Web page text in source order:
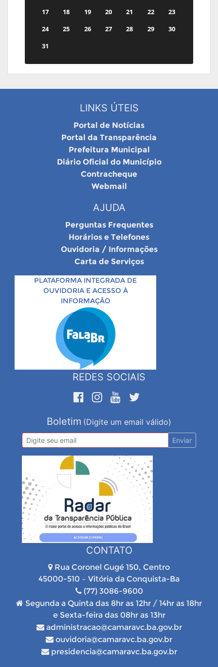
17
18 19 20 21 22
23
24
25 26 27 28 29
30
31
LINKS ÚTEIS
Portal de Notícias
Portal da Transparência
Prefeitura Municipal
Diário Oficial do Município
Contracheque
Webmail
AJUDA
Perguntas Frequentes
Horários e Telefones
Ouvidoria / Informações
Carta de Serviços
PLATAFORMA INTEGRADA DE
OUVIDORIA E ACESSO À
INFORMAÇÃO
REDES SOCIAIS
Boletim (Digite um email válido)
Enviar
CONTATO
Rua Coronel Gugé 150, Centro
45000-510 – Vitória da Conquista-Ba
(77) 3086-9600
Segunda a Quinta das 8hr as 12hr / 14hr as 18hr
e Sexta-feira das 08hr as 13hr
administracao@camaravc.ba.gov.br
ouvidoria@camaravc.ba.gov.br
presidencia@camaravc.ba.gov.br